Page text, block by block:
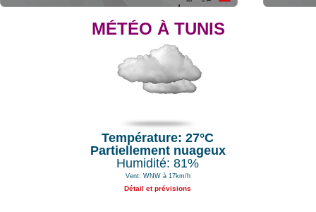
MÉTÉO À TUNIS
Température: 27°C
Partiellement nuageux
Humidité: 81%
Vent: WNW à 17km/h
Détail et prévisions